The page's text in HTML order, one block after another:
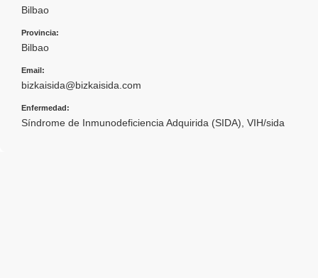
Bilbao
Provincia:
Bilbao
Email:
bizkaisida@bizkaisida.com
Enfermedad:
Síndrome de Inmunodeficiencia Adquirida (SIDA) VIH/sida